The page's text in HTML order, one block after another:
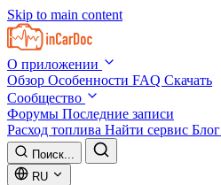
Skip to main content
О приложении
Обзор Особенности FAQ Скачать
Сообщество
Форумы Последние записи
Расход топлива Найти сервис Блог
Поиск...
RU